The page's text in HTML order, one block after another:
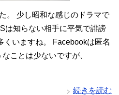
。 少し昭和な感じのドラマで
は知らない相手に平気で誹謗
くいますね。 Facebookは匿名
ことは少ないですが、
続きを読む